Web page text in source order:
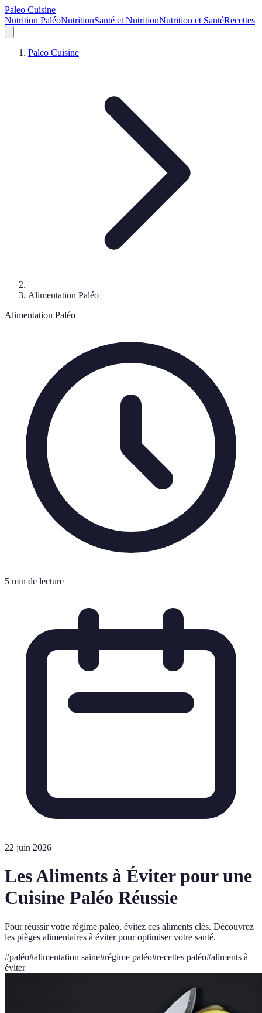
Paleo Cuisine
Nutrition PaléoNutritionSanté et NutritionNutrition et SantéRecettes
Paleo Cuisine
Alimentation Paléo
Alimentation Paléo
5 min de lecture
22 juin 2026
Les Aliments à Éviter pour une
Cuisine Paléo Réussie
Pour réussir votre régime paléo, évitez ces aliments clés. Découvrez
les pièges alimentaires à éviter pour optimiser votre santé.
#paléo#alimentation saine#régime paléo#recettes paléo#aliments à
éviter